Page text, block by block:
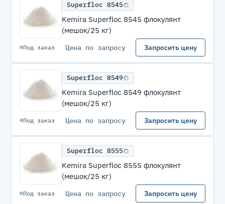
Superfloc 8545
Kemira Superfloc 8545 флокулянт
(мешок/25 кг)
Под заказ Цена по запросу Запросить цену
Superfloc 8549
Kemira Superfloc 8549 флокулянт
(мешок/25 кг)
Под заказ Цена по запросу Запросить цену
Superfloc 8555
Kemira Superfloc 8555 флокулянт
(мешок/25 кг)
Под заказ Цена по запросу Запросить цену